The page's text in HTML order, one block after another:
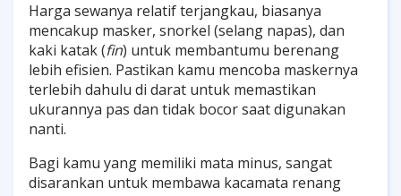
Harga sewanya relatif terjangkau, biasanya
mencakup masker, snorkel (selang napas), dan
kaki katak (fin) untuk membantumu berenang
lebih efisien. Pastikan kamu mencoba maskernya
terlebih dahulu di darat untuk memastikan
ukurannya pas dan tidak bocor saat digunakan
nanti.
Bagi kamu yang memiliki mata minus, sangat
disarankan untuk membawa kacamata renang